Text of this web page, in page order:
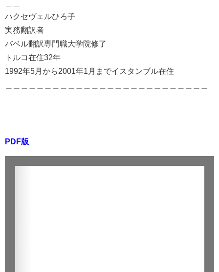
ハクセヴェルひろ子
実務翻訳者
バベル翻訳専門職大学院修了
トルコ在住32年
1992年5月から2001年1月までイスタンブル在住
PDF版